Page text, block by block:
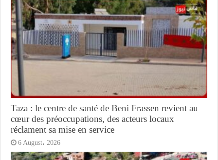
Taza : le centre de santé de Beni Frassen revient au
cœur des préoccupations, des acteurs locaux
réclament sa mise en service
6 August، 2026